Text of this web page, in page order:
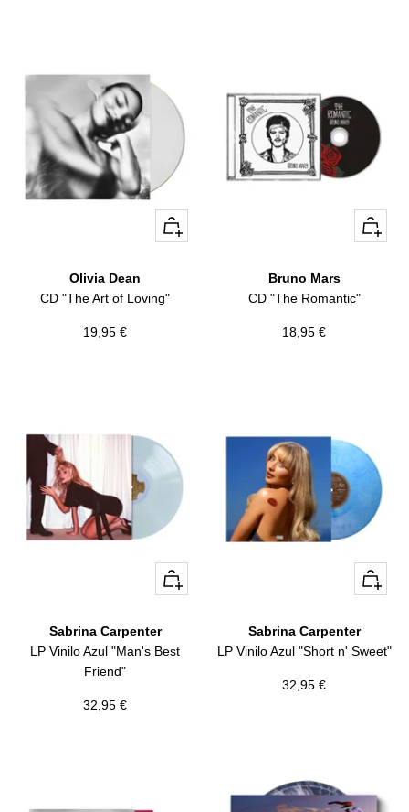
+
Añadir
Olivia Dean
CD "The Art of Loving"
Precio
19,95 €
+
Añadir
Bruno Mars
CD "The Romantic"
Precio
18,95 €
+
Añadir
Sabrina Carpenter
LP Vinilo Azul "Man's Best
Friend"
Precio
32,95 €
+
Añadir
Sabrina Carpenter
LP Vinilo Azul "Short n' Sweet"
Precio
32,95 €